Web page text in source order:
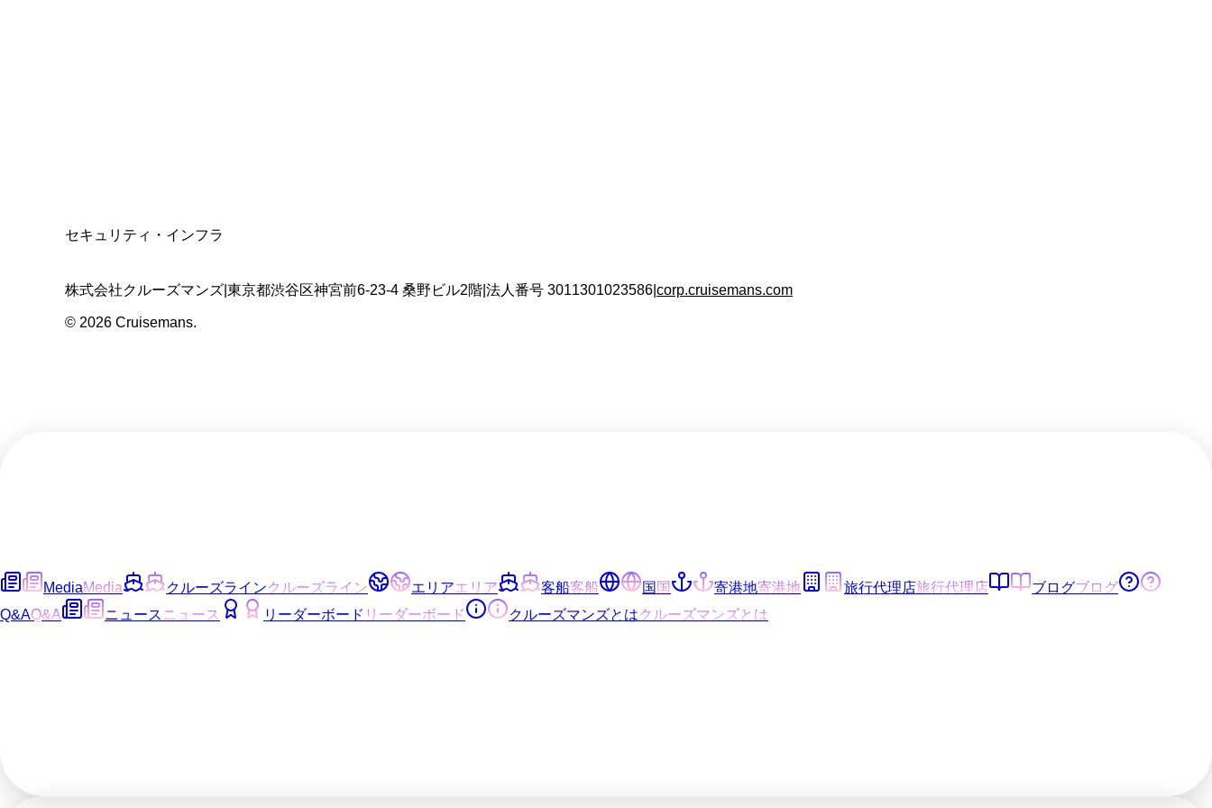
セキュリティ・インフラ
株式会社クルーズマンズ 東京都渋谷区神宮前6-23-4 桑野ビル2階 法人番号 3011301023586 corp.cruisemans.com
© 2026 Cruisemans.
MediaMedia クルーズラインクルーズライン エリアエリア 客船客船 国国 寄港地寄港地 旅行代理店旅行代理店 ブログブログ
Q&AQ&A ニュース ニュース リーダーボード リーダーボード クルーズマンズとはクルーズマンズとは